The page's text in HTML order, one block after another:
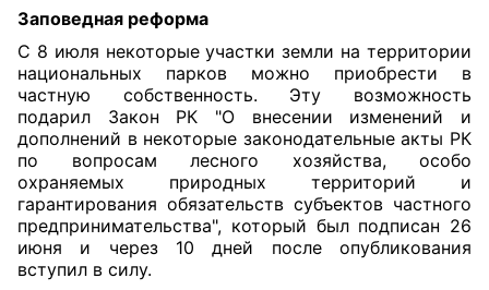
Заповедная реформа
С 8 июля некоторые участки земли на территории
национальных парков можно приобрести в
частную собственность. Эту возможность
подарил Закон РК "О внесении изменений и
дополнений в некоторые законодательные акты РК
по вопросам лесного хозяйства, особо
охраняемых природных территорий и
гарантирования обязательств субъектов частного
предпринимательства", который был подписан 26
июня и через 10 дней после опубликования
вступил в силу.